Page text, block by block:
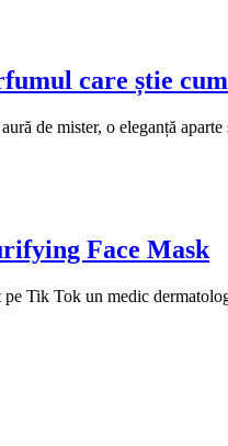
care știe
de mister, o eleganță
Face Mask
pe Tik Tok un medic